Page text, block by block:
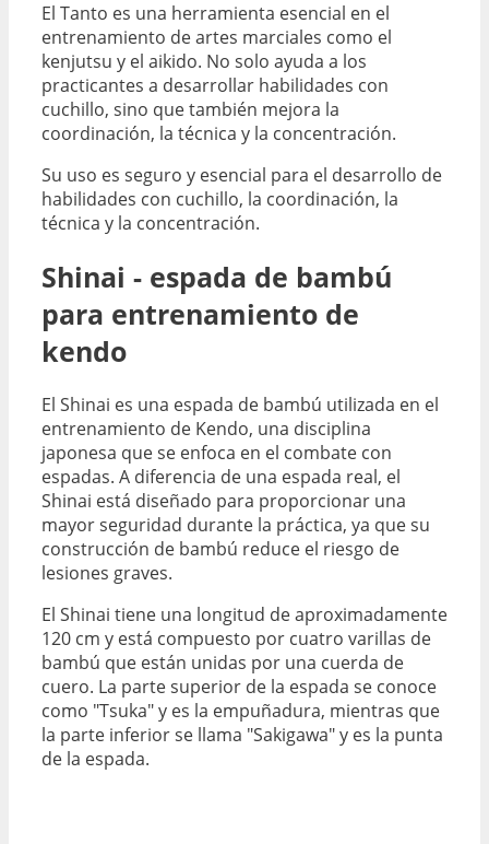
El Tanto es una herramienta esencial en el
entrenamiento de artes marciales como el
kenjutsu y el aikido. No solo ayuda a los
practicantes a desarrollar habilidades con
cuchillo, sino que también mejora la
coordinación, la técnica y la concentración.
Su uso es seguro y esencial para el desarrollo de
habilidades con cuchillo, la coordinación, la
técnica y la concentración.
Shinai - espada de bambú
para entrenamiento de
kendo
El Shinai es una espada de bambú utilizada en el
entrenamiento de Kendo, una disciplina
japonesa que se enfoca en el combate con
espadas. A diferencia de una espada real, el
Shinai está diseñado para proporcionar una
mayor seguridad durante la práctica, ya que su
construcción de bambú reduce el riesgo de
lesiones graves.
El Shinai tiene una longitud de aproximadamente
120 cm y está compuesto por cuatro varillas de
bambú que están unidas por una cuerda de
cuero. La parte superior de la espada se conoce
como "Tsuka" y es la empuñadura, mientras que
la parte inferior se llama "Sakigawa" y es la punta
de la espada.